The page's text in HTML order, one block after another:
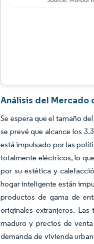
Análisis del
Se espera que el tamaño
se prevé que alcance los
está impulsado por las
totalmente eléctricos, lo
por su estética y
hogar inteligente están
productos de gama de
originales extranjeros.
maduro y precios de
demanda de vivienda